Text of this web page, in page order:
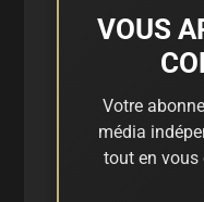
VOUS
Votre
média
tout en